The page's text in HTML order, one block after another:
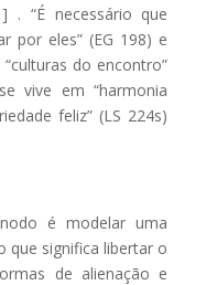
. “É necessário que
por eles” (EG 198) e
do encontro”
vive em “harmonia
feliz” (LS 224s)
é modelar uma
que significa libertar o
de alienação e